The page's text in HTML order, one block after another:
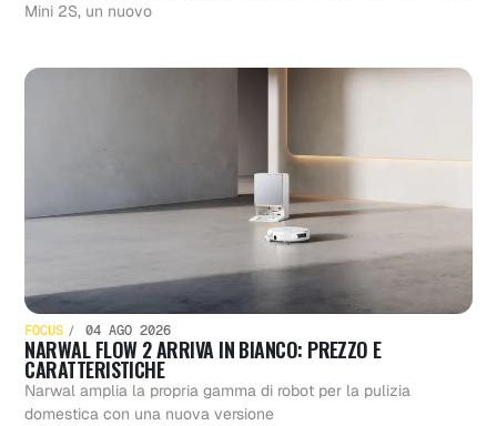
Mini 2S, un nuovo
FOCUS 04 AGO 2026
NARWAL FLOW 2 ARRIVA IN BIANCO: PREZZO E
CARATTERISTICHE
Narwal amplia la propria gamma di robot per la pulizia
domestica con una nuova versione